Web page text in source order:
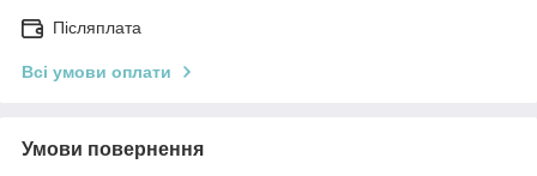
Післяплата
Всі умови оплати
Умови повернення